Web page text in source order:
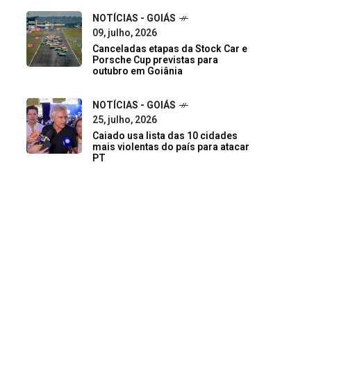
NOTÍCIAS - GOIÁS
09, julho, 2026
Canceladas etapas da Stock Car e
Porsche Cup previstas para
outubro em Goiânia
NOTÍCIAS - GOIÁS
25, julho, 2026
Caiado usa lista das 10 cidades
mais violentas do país para atacar
PT